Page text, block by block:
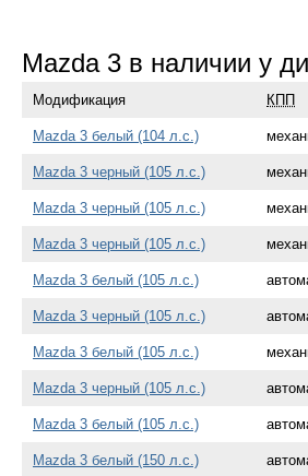
Mazda 3 в наличии у
Модификация КПП
Mazda 3 белый (104 л.с.)
Mazda 3 черный (105 л.с.)
Mazda 3 черный (105 л.с.)
Mazda 3 черный (105 л.с.)
Mazda 3 белый (105 л.с.)
Mazda 3 черный (105 л.с.)
Mazda 3 белый (105 л.с.)
Mazda 3 черный (105 л.с.)
Mazda 3 белый (105 л.с.)
Mazda 3 белый (150 л.с.)